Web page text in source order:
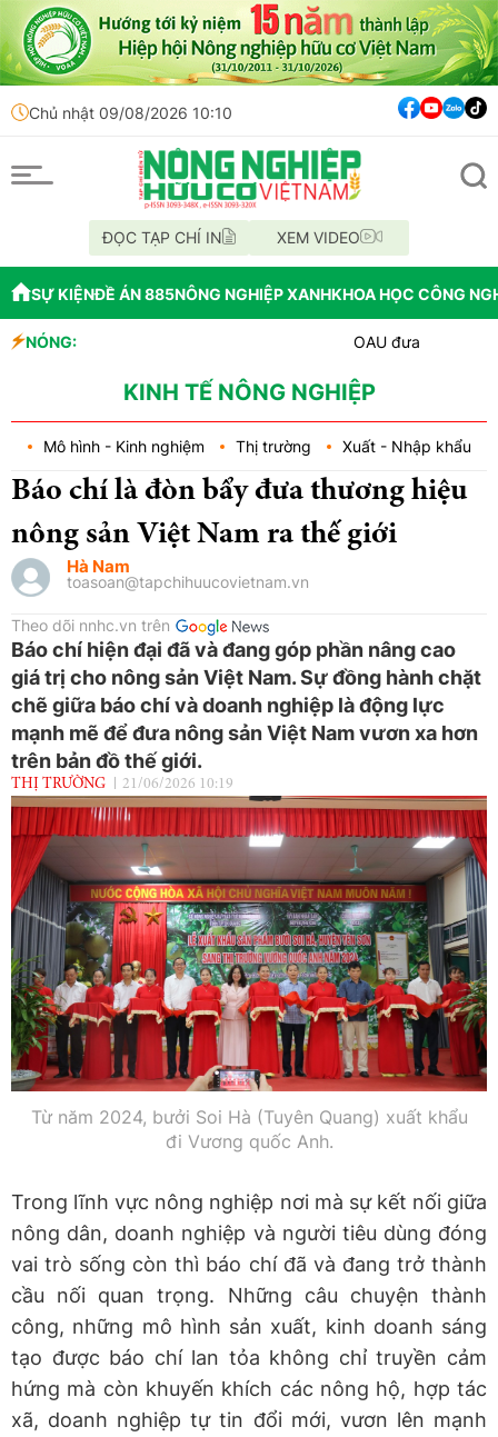
Chủ nhật 09/08/2026 10:10
ĐỌC TẠP CHÍ IN XEM VIDEO
SỰ KIỆNĐỀ ÁN 885NÔNG NGHIỆP XANHKHOA HỌC CÔNG
NÓNG:
OAU đưa nhà máy thuốc bảo
Vĩnh Long phát hiện 9 mẫu
KINH TẾ NÔNG NGHIỆP
Mô hình - Kinh nghiệm Thị trường Xuất - Nhập khẩu
Báo chí là đòn bẩy đưa thương hiệu
nông sản Việt Nam ra thế giới
Hà Nam
toasoan@tapchihuucovietnam.vn
Theo dõi nnhc.vn trên
Báo chí hiện đại đã và đang góp phần nâng cao
giá trị cho nông sản Việt Nam. Sự đồng hành chặt
chẽ giữa báo chí và doanh nghiệp là động lực
mạnh mẽ để đưa nông sản Việt Nam vươn xa hơn
trên bản đồ thế giới.
THỊ TRƯỜNG 21/06/2026 10:19
Từ năm 2024, bưởi Soi Hà (Tuyên Quang) xuất khẩu
đi Vương quốc Anh.
Trong lĩnh vực nông nghiệp nơi mà sự kết nối giữa
nông dân, doanh nghiệp và người tiêu dùng đóng
vai trò sống còn thì báo chí đã và đang trở thành
cầu nối quan trọng. Những câu chuyện thành
công, những mô hình sản xuất, kinh doanh sáng
tạo được báo chí lan tỏa không chỉ truyền cảm
hứng mà còn khuyến khích các nông hộ, hợp tác
xã, doanh nghiệp tự tin đổi mới, vươn lên mạnh